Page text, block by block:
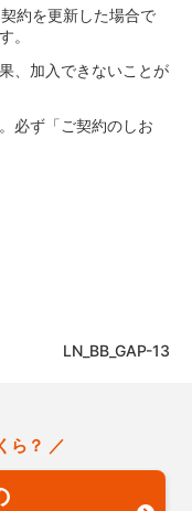
約を更新した場合で
。
、加入できないことが
必ず「ご契約のしお
LN_BB_GAP-13
ら？ ／